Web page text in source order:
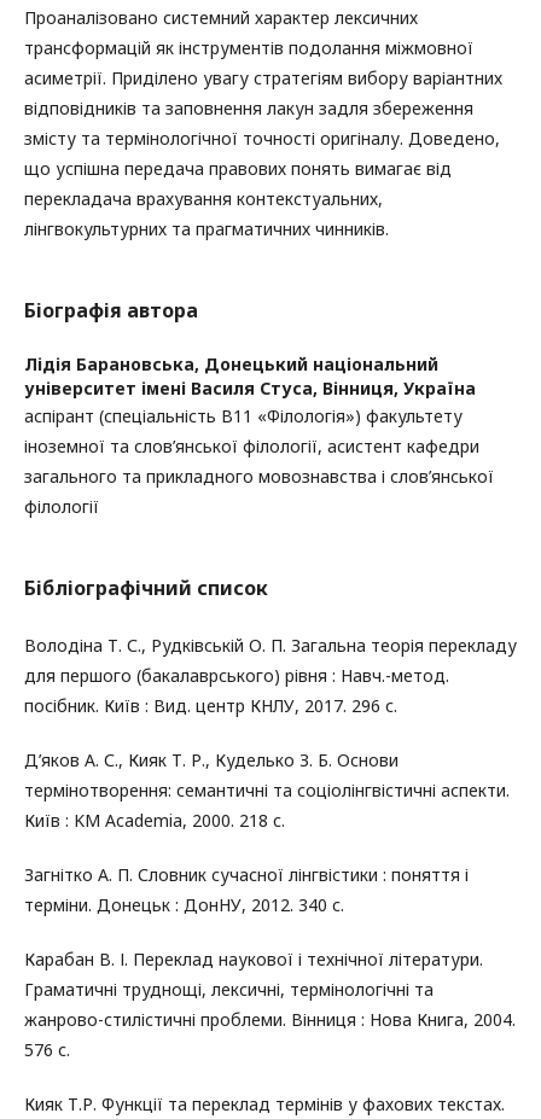
Проаналізовано системний характер лексичних
трансформацій як інструментів подолання міжмовної
асиметрії. Приділено увагу стратегіям вибору варіантних
відповідників та заповнення лакун задля збереження
змісту та термінологічної точності оригіналу. Доведено,
що успішна передача правових понять вимагає від
перекладача врахування контекстуальних,
лінгвокультурних та прагматичних чинників.
Біографія автора
Лідія Барановська, Донецький національний
університет імені Василя Стуса, Вінниця, Україна
аспірант (спеціальність B11 «Філологія») факультету
іноземної та слов’янської філології, асистент кафедри
загального та прикладного мовознавства і слов’янської
філології
Бібліографічний список
Володіна Т. С., Рудківській О. П. Загальна теорія перекладу
для першого (бакалаврського) рівня : Навч.-метод.
посібник. Київ : Вид. центр КНЛУ, 2017. 296 с.
Д’яков А. С., Кияк Т. Р., Куделько З. Б. Основи
термінотворення: семантичні та соціолінгвістичні аспекти.
Київ : KM Academia, 2000. 218 c.
Загнітко А. П. Словник сучасної лінгвістики : поняття і
терміни. Донецьк : ДонНУ, 2012. 340 с.
Карабан В. І. Переклад наукової і технічної літератури.
Граматичні труднощі, лексичні, термінологічні та
жанрово-стилістичні проблеми. Вінниця : Нова Книга, 2004.
576 с.
Кияк Т.Р. Функції та переклад термінів у фахових текстах.